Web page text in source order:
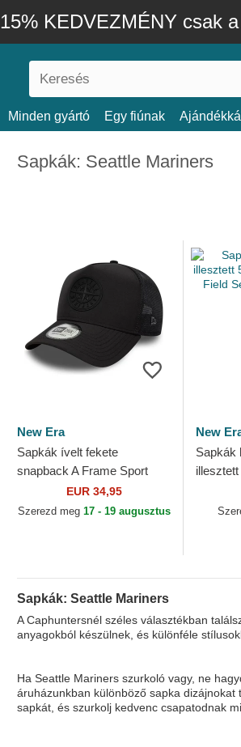
15% KEDVEZMÉNY csak
Minden gyártó Egy fiúnak
Sapkák: Seattle Mariners
New Era
Sapkák ívelt fekete
snapback A Frame Sport
Seattle Mariners MLB New
Era
EUR 34,95
Szerezd meg 17 - 19 augusztus
New
Sapkák
On
MLB
Sapkák: Seattle Mariners
A Caphuntersnél széles választékban
anyagokból készülnek, és különféle
Ha Seattle Mariners szurkoló vagy, ne
áruházunkban különböző sapka
sapkát, és szurkolj kedvenc csapatodnak